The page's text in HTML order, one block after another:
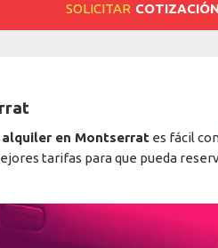
SOLICITAR COTIZACIÓN
en Montserrat es fácil
tarifas para que pueda